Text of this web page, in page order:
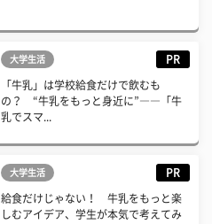
大学生活 PR
「牛乳」は学校給食だけで飲むも
の？ “牛乳をもっと身近に”――「牛
乳でスマ...
大学生活 PR
給食だけじゃない！ 牛乳をもっと楽
しむアイデア、学生が本気で考えてみ